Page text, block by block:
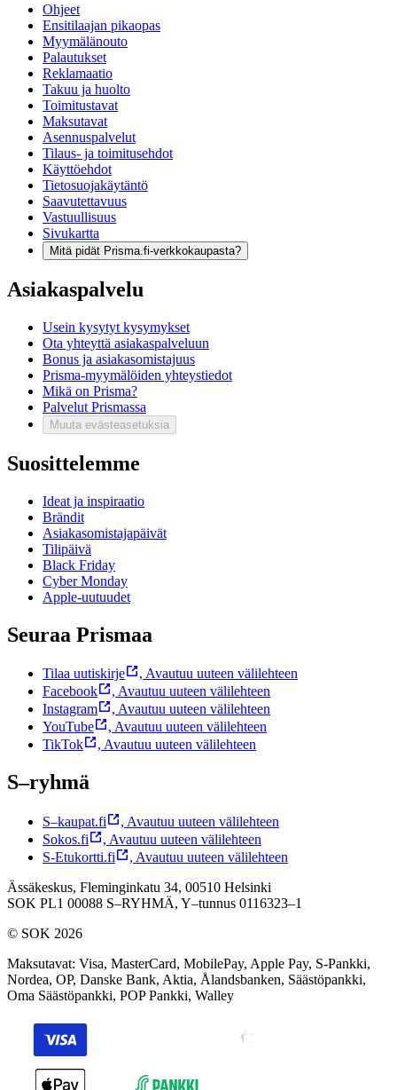
Ohjeet
Ensitilaajan pikaopas
Myymälänouto
Palautukset
Reklamaatio
Takuu ja huolto
Toimitustavat
Maksutavat
Asennuspalvelut
Tilaus- ja toimitusehdot
Käyttöehdot
Tietosuojakäytäntö
Saavutettavuus
Vastuullisuus
Sivukartta
Mitä pidät Prisma.fi-verkkokaupasta?
Asiakaspalvelu
Usein kysytyt kysymykset
Ota yhteyttä asiakaspalveluun
Bonus ja asiakasomistajuus
Prisma-myymälöiden yhteystiedot
Mikä on Prisma?
Palvelut Prismassa
Muuta evästeasetuksia
Suosittelemme
Ideat ja inspiraatio
Brändit
Asiakasomistajapäivät
Tilipäivä
Black Friday
Cyber Monday
Apple-uutuudet
Seuraa Prismaa
Tilaa uutiskirje , Avautuu uuteen välilehteen
Facebook
, Avautuu uuteen välilehteen
Instagram
, Avautuu uuteen välilehteen
YouTube
, Avautuu uuteen välilehteen
TikTok
, Avautuu uuteen välilehteen
S–ryhmä
S–kaupat.fi , Avautuu uuteen välilehteen
Sokos.fi
, Avautuu uuteen välilehteen
S-Etukortti.fi
, Avautuu uuteen välilehteen
Ässäkeskus, Fleminginkatu 34, 00510 Helsinki
SOK PL1 00088 S–RYHMÄ, Y–tunnus 0116323–1
© SOK 2026
Maksutavat: Visa, MasterCard, MobilePay, Apple Pay, S-Pankki,
Nordea, OP, Danske Bank, Aktia, Ålandsbanken, Säästöpankki,
Oma Säästöpankki, POP Pankki, Walley